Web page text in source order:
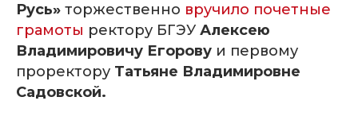
Русь» торжественно вручило почетные
грамоты ректору БГЭУ Алексею
Владимировичу Егорову и первому
проректору Татьяне Владимировне
Садовской.